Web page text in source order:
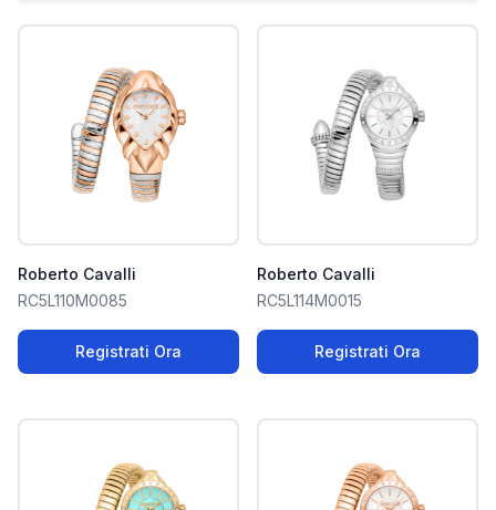
Roberto Cavalli
RC5L110M0085
Registrati Ora
Roberto Cavalli
RC5L114M0015
Registrati Ora